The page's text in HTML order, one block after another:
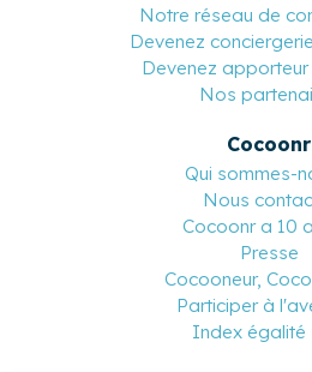
Notre réseau de
Devenez
Devenez apporteur
Nos
Cocoonr
Qui sommes-
Nous
Cocoonr a 10
Presse
Cocooneur,
Participer à
Index égalité